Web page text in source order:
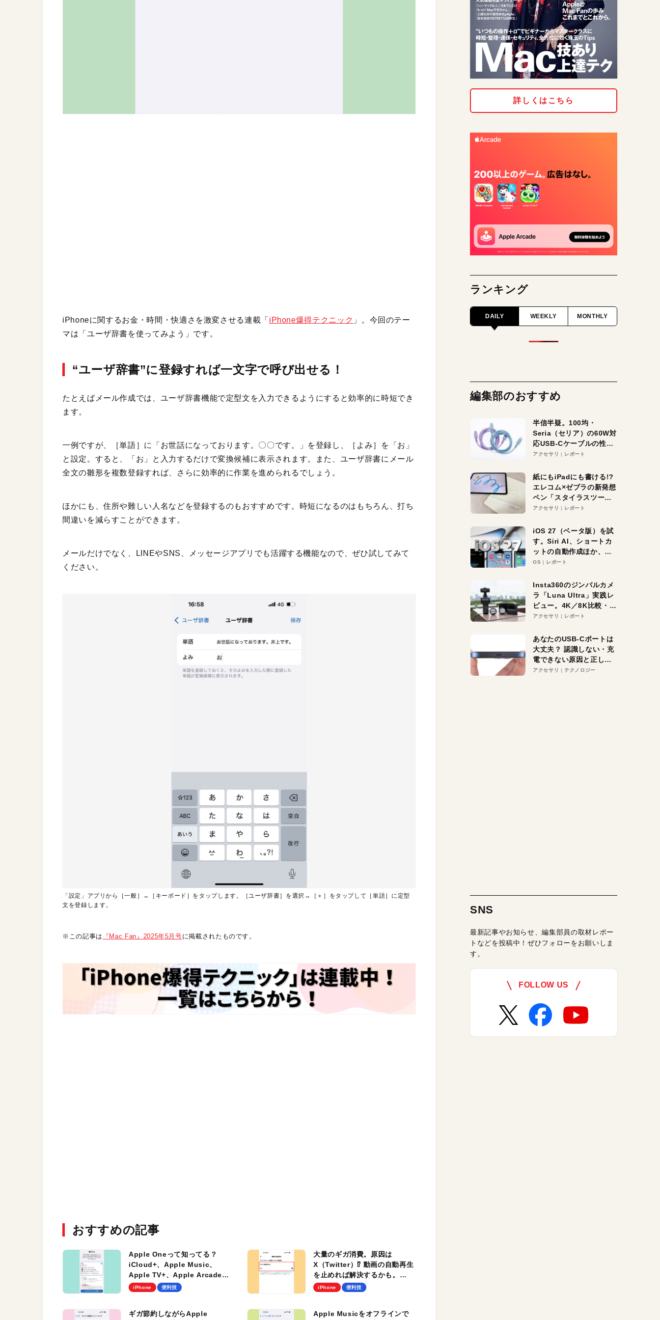
iPhoneに関するお金・時間・快適さを激変させる連載「 iPhone爆得テクニック 」。今回のテー
マは「ユーザ辞書を使ってみよう」です。
“ユーザ辞書”に登録すれば一文字で呼び出せる ！
たとえばメール作成では、ユーザ辞書機能で定型文を入力できるようにすると効率的に時短でき
ます。
一例ですが、［単語］に「お世話になっております。〇〇です。」を登録し、［よみ］を「お」
と設定。すると、「お」と入力するだけで変換候補に表示されます。また、ユーザ辞書にメール
全文の雛形を複数登録すれば、さらに効率的に作業を進められるでしょう。
ほかにも、住所や難しい人名などを登録するのもおすすめです。時短になるのはもちろん、打ち
間違いを減らすことができます。
メールだけでなく、LINEやSNS、メッセージアプリでも活躍する機能なので、ぜひ試してみて
ください。
「設定」アプリから［一般］→［キーボード］をタップします。［ユーザ辞書］を選択→［＋］をタップして［単語］に定型
文を登録します。
※この記事は 『Mac Fan』2025年5月号に掲載されたものです。
おすすめの記事
Apple Oneって知ってる？
iCloud+、Apple Music、
Apple TV+、Apple Arcadeが
1つになった超お得プラン／
iPhone 便利技
大量のギガ消費。原因は
X（Twitter）⁉︎ 動画の自動再生
を止めれば解決するかも。
iPhoneでチェック！
iPhone 便利技
ギガ節約しながらApple Apple Musicをオフラインで
詳しくはこちら
ランキング
DAILY WEEKLY MONTHLY
編集部のおすすめ
半信半疑。100均・
Seria（セリア）の60W対
応USB-Cケーブルの性能
を検証。超コスパの1本を
アクセサリ レポート
紙にもiPadにも書ける!?
エレコム×ゼブラの新発想
ペン「スタイラスツーウ
ェイ」レビュー。持ち替
アクセサリ レポート
iOS 27（ベータ版）を試
す。Siri AI、ショートカ
ットの自動作成ほか、期
待大の便利機能5選。
る未来はすぐそこ！
OS レポート
Insta360のジンバルカメ
ラ「Luna Ultra」実践レ
ビュー。4K／8K比較・ズ
ーム・夜間撮影をチェッ
アクセサリ レポート
あなたのUSB-Cポートは
大丈夫？ 認識しない・充
電できない原因と正しい
対策
アクセサリ テクノロジー
SNS
最新記事やお知らせ、編集部員の取材レポー
トなどを投稿中！ぜひフォローをお願いしま
す。
FOLLOW US